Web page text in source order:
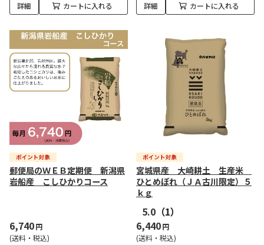
詳細 カートに入れる 詳細 カートに入れる
郵便局のＷＥＢ定期便 新潟県
岩船産 こしひかりコース
6,740円
(送料・税込)
宮城県産 大崎耕土 生産米
ひとめぼれ（ＪＡ古川限定）５
ｋｇ
5.0 （1）
6,440円
(送料・税込)